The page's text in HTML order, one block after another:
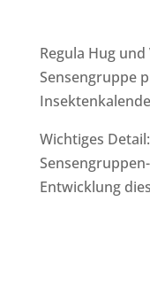
Regula Hug
Sensengruppe
Wichtiges
Entwicklung